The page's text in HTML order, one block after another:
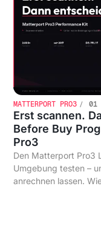
MATTERPORT PRO3 01
Erst scannen.
Before Buy
Pro3
Den Matterport Pro3
Umgebung testen –
anrechnen lassen.